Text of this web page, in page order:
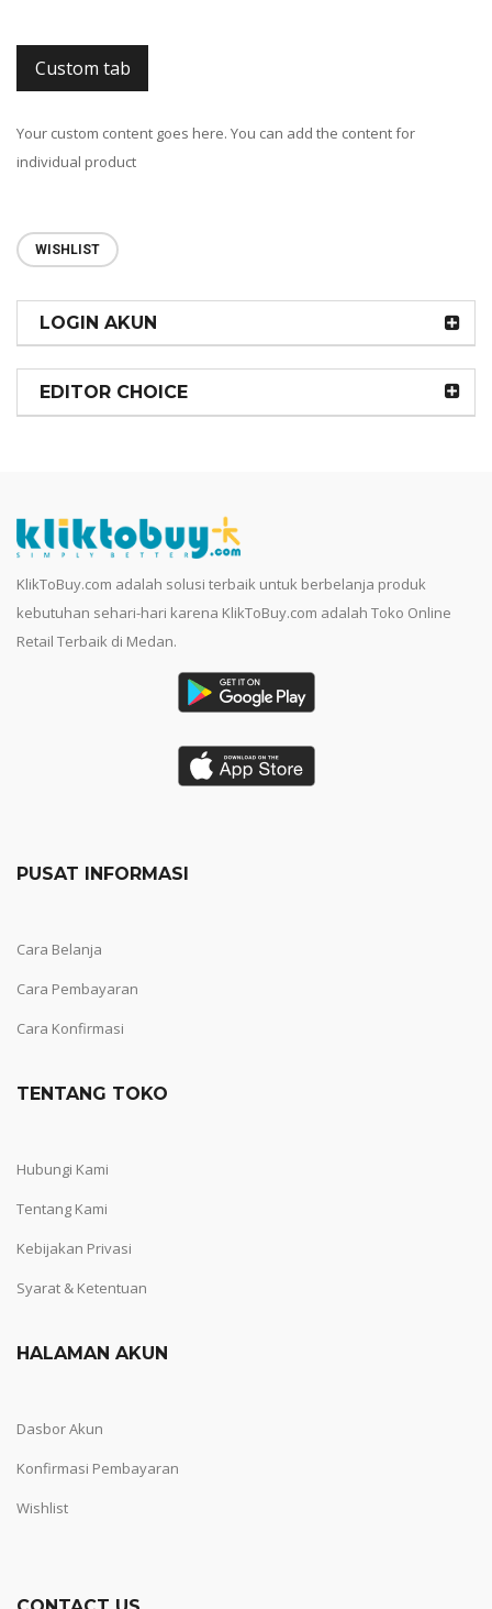
Custom tab
Your custom content goes here. You can add the content for
individual product
WISHLIST
LOGIN AKUN
EDITOR CHOICE
KlikToBuy.com adalah solusi terbaik untuk berbelanja produk
kebutuhan sehari-hari karena KlikToBuy.com adalah Toko Online
Retail Terbaik di Medan.
PUSAT INFORMASI
Cara Belanja
Cara Pembayaran
Cara Konfirmasi
TENTANG TOKO
Hubungi Kami
Tentang Kami
Kebijakan Privasi
Syarat & Ketentuan
HALAMAN AKUN
Dasbor Akun
Konfirmasi Pembayaran
Wishlist